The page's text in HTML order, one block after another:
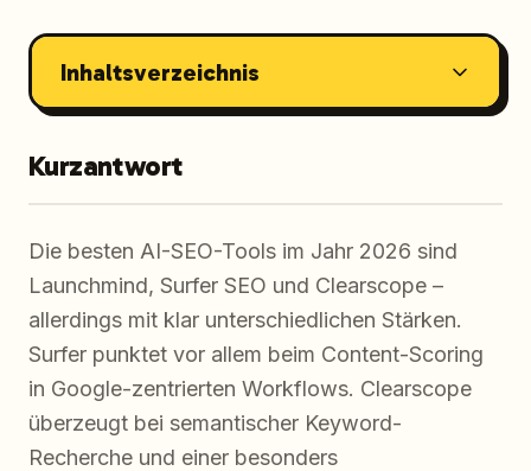
Inhaltsverzeichnis
Kurzantwort
Die besten AI-SEO-Tools im Jahr 2026 sind
Launchmind, Surfer SEO und Clearscope –
allerdings mit klar unterschiedlichen Stärken.
Surfer punktet vor allem beim Content-Scoring
in Google-zentrierten Workflows. Clearscope
überzeugt bei semantischer Keyword-
Recherche und einer besonders